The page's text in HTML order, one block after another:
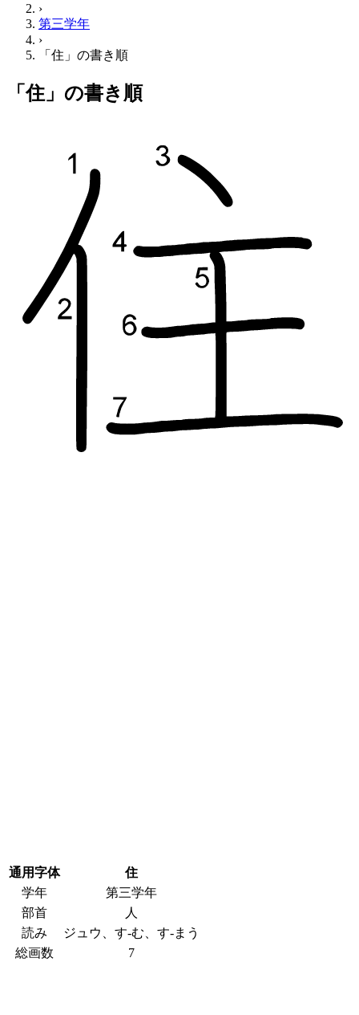
›
第三学年
›
「住」の書き順
「住」の書き順
通用字体
住
学年
第三学年
部首
人
読み
ジュウ、す-む、す-まう
総画数
7